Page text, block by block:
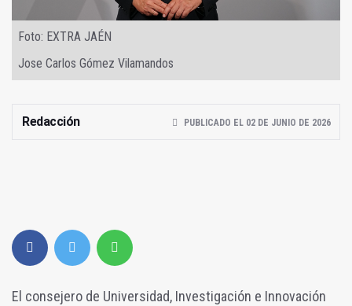
Foto: EXTRA JAÉN
Jose Carlos Gómez Vilamandos
Redacción PUBLICADO EL 02 DE JUNIO DE 2026
El consejero de Universidad, Investigación e Innovación